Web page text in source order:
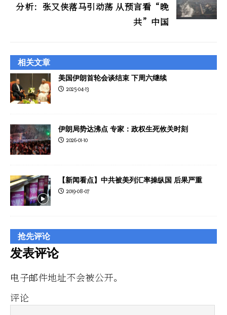
分析：张又侠落马引动荡 从预言看“晚
共”中国
相关文章
美国伊朗首轮会谈结束 下周六继续
2025-04-13
伊朗局势达沸点 专家：政权生死攸关时刻
2026-01-10
【新闻看点】中共被美列汇率操纵国 后果严重
2019-08-07
抢先评论
发表评论
电子邮件地址不会被公开。
评论